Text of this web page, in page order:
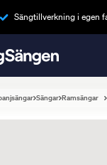
Sängtillverkning i egen
Sängar Ramsängar